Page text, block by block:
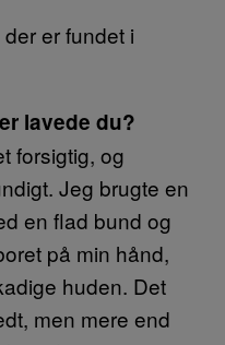
er fundet i
lavede du?
forsigtig, og
Jeg brugte en
en flad bund og
på min hånd,
huden. Det
men mere end